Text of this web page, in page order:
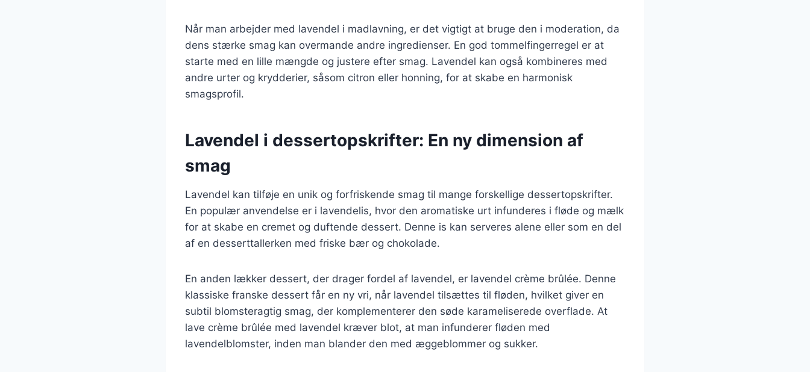
Når man arbejder med lavendel i madlavning, er det vigtigt at bruge den i moderation, da
dens stærke smag kan overmande andre ingredienser. En god tommelfingerregel er at
starte med en lille mængde og justere efter smag. Lavendel kan også kombineres med
andre urter og krydderier, såsom citron eller honning, for at skabe en harmonisk
smagsprofil.
Lavendel i dessertopskrifter: En ny dimension af
smag
Lavendel kan tilføje en unik og forfriskende smag til mange forskellige dessertopskrifter.
En populær anvendelse er i lavendelis, hvor den aromatiske urt infunderes i fløde og mælk
for at skabe en cremet og duftende dessert. Denne is kan serveres alene eller som en del
af en desserttallerken med friske bær og chokolade.
En anden lækker dessert, der drager fordel af lavendel, er lavendel crème brûlée. Denne
klassiske franske dessert får en ny vri, når lavendel tilsættes til fløden, hvilket giver en
subtil blomsteragtig smag, der komplementerer den søde karameliserede overflade. At
lave crème brûlée med lavendel kræver blot, at man infunderer fløden med
lavendelblomster, inden man blander den med æggeblommer og sukker.